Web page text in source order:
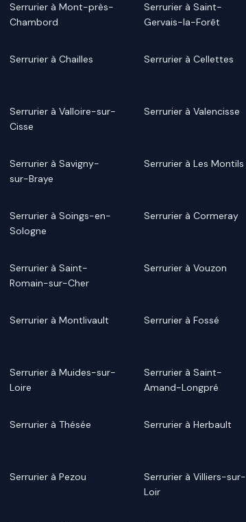
Serrurier à Mont-près-
Chambord
Serrurier à Saint-
Gervais-la-Forêt
Serrurier à Chailles Serrurier à Cellettes
Serrurier à Valloire-sur-
Cisse
Serrurier à Valencisse
Serrurier à Savigny-
sur-Braye
Serrurier à Les Montils
Serrurier à Soings-en-
Sologne
Serrurier à Cormeray
Serrurier à Saint-
Romain-sur-Cher
Serrurier à Vouzon
Serrurier à Montlivault Serrurier à Fossé
Serrurier à Muides-sur-
Loire
Serrurier à Saint-
Amand-Longpré
Serrurier à Thésée Serrurier à Herbault
Serrurier à Pezou
Serrurier à Villiers-sur-
Loir